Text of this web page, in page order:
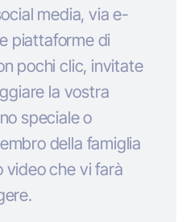
media, via e-
piattaforme di
pochi clic, invitate
la vostra
speciale o
della famiglia
video che vi farà